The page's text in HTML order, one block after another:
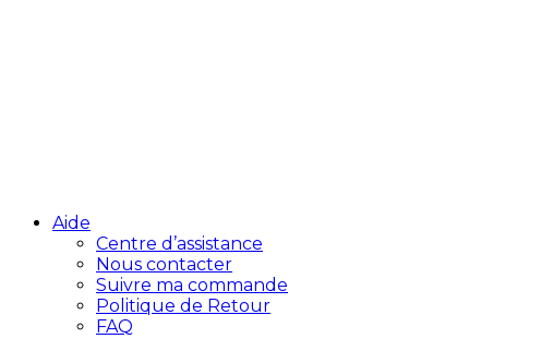
Aide
Centre d’assistance
Nous contacter
Suivre ma commande
Politique de Retour
FAQ